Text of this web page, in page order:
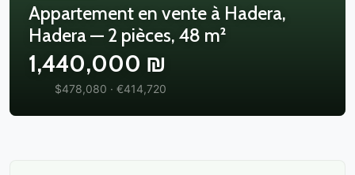
Appartement en vente à Hadera,
Hadera — 2 pièces, 48 m²
1,440,000 ₪
$478,080 · €414,720